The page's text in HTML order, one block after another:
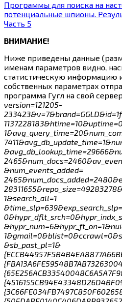
Программы для поиска на
потенциальные шпионы.
Часть 5
ВНИМАНИЕ!
Ниже приведены данные
именам параметров видно,
статистическую информацию
собственных параметрах
программа Гугл на свой
version=121205-
&num_events_added=
1&search_all=1
&sb_past_pl=1&